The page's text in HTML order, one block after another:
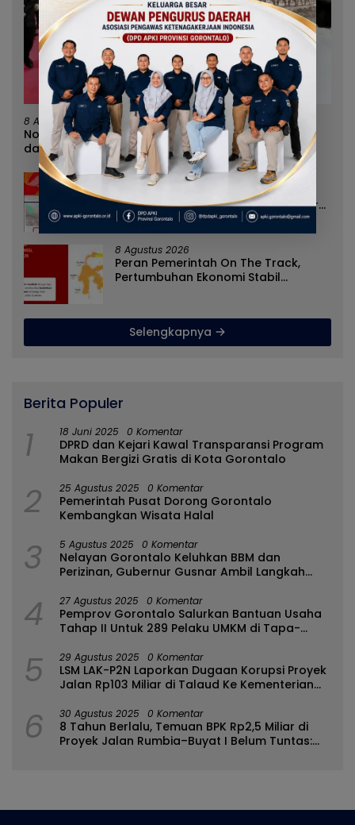
8 Agustus 2026
Norman Joesoef Dinilai Cocok Perkuat Regenerasi
dan Inovasi Pertahanan Nasional
8 Agustus 2026
Nilai Tukar Petani Naik, Angka
Kemiskinan Turun, Program Gusnar-
Idah Jadi Penggerak Ekonomi Dan
Dinikmati Masyarakat
8 Agustus 2026
Peran Pemerintah On The Track,
Pertumbuhan Ekonomi Stabil
Selengkapnya
Berita Populer
1 18 Juni 2025 0 Komentar
DPRD dan Kejari Kawal Transparansi Program
Makan Bergizi Gratis di Kota Gorontalo
2 25 Agustus 2025 0 Komentar
Pemerintah Pusat Dorong Gorontalo
Kembangkan Wisata Halal
3 5 Agustus 2025 0 Komentar
Nelayan Gorontalo Keluhkan BBM dan
Perizinan, Gubernur Gusnar Ambil Langkah
4 27 Agustus 2025 0 Komentar
Pemprov Gorontalo Salurkan Bantuan Usaha
Tahap II Untuk 289 Pelaku UMKM di Tapa-
5 29 Agustus 2025 0 Komentar
LSM LAK-P2N Laporkan Dugaan Korupsi Proyek
Jalan Rp103 Miliar di Talaud Ke Kementerian
6 30 Agustus 2025 0 Komentar
8 Tahun Berlalu, Temuan BPK Rp2,5 Miliar di
Proyek Jalan Rumbia–Buyat I Belum Tuntas: